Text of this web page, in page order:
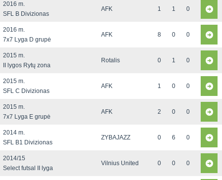
2016 m.
SFL B Divizionas
AFK 1 1 0
2016 m.
7x7 Lyga D grupė
AFK 8 0 0
2015 m.
II lygos Rytų zona
Rotalis 0 1 0
2015 m.
SFL C Divizionas
AFK 1 0 0
2015 m.
7x7 Lyga E grupė
AFK 2 0 0
2014 m.
SFL B1 Divizionas
ZYBAJAZZ 0 6 0
2014/15
Select futsal II lyga
Vilnius United 0 0 0